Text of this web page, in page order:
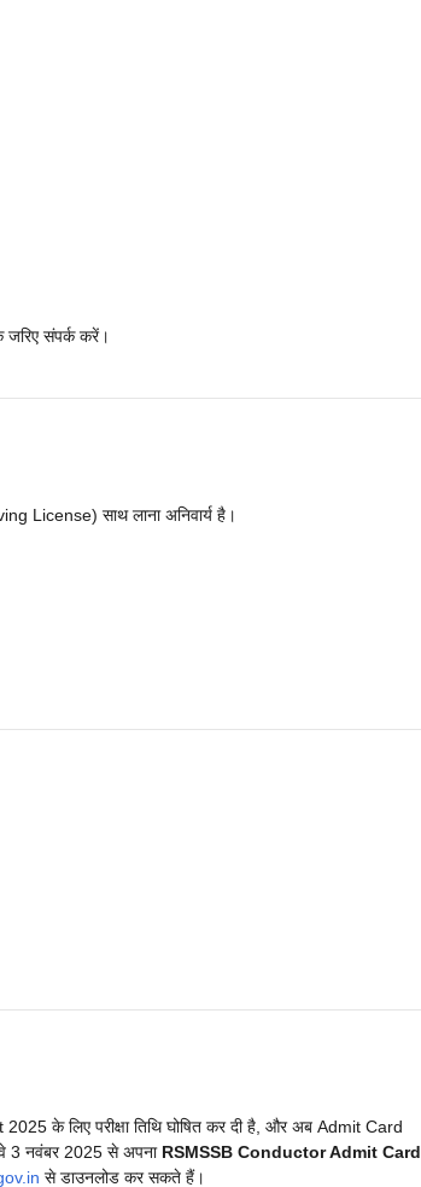
संपर्क करें।
साथ लाना अनिवार्य है।
के लिए परीक्षा तिथि घोषित कर दी है, और अब Admit Card
वे 3 नवंबर 2025 से अपना RSMSSB Conductor Admit Card
से डाउनलोड कर सकते हैं।